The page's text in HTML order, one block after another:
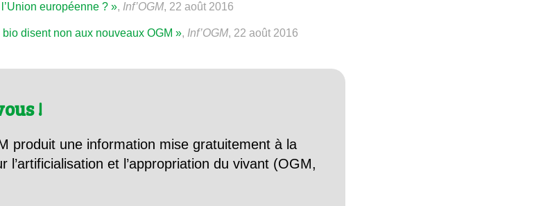
européenne ? », Inf’OGM, 22 août 2016
disent non aux nouveaux OGM », Inf’OGM, 22 août 2016
!
produit une information mise gratuitement à la
et l’appropriation du vivant (OGM,